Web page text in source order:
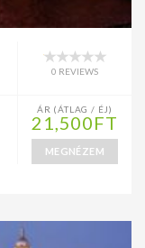
0 REVIEWS
ÁR (ÁTLAG / ÉJ)
21,500FT
MEGNÉZEM